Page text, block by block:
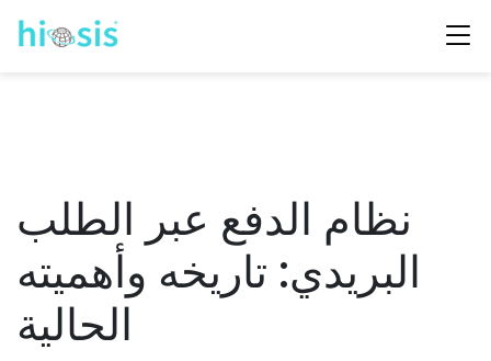
نظام الدفع عبر الطلب
البريدي: تاريخه وأهميته
الحالية